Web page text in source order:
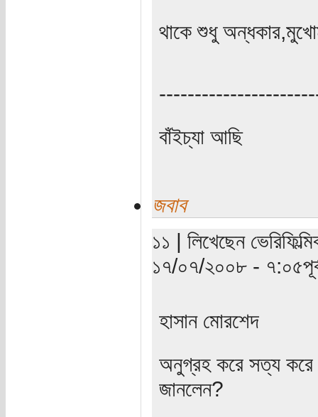
থাকে শুধু
বাঁইচ্যা আছি
জবাব
১১ | লিখেছেন
১৭/০৭/২০০৮ -
হাসান মোরশেদ
অনুগ্রহ করে সত্য করে
জানলেন?